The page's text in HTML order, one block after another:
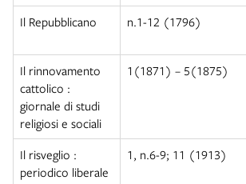
Il Repubblicano n.1-12 (1796)
Il rinnovamento
cattolico :
giornale di studi
religiosi e sociali
1(1871) – 5(1875)
Il risveglio :
periodico liberale
1, n.6-9; 11 (1913)